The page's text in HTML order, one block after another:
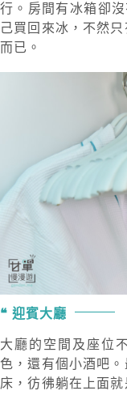
行。房間有冰箱卻
己買回來冰，不然
而已。
迎賓大廳
大廳的空間及座位
色，還有個小酒吧
床，彷彿躺在上面